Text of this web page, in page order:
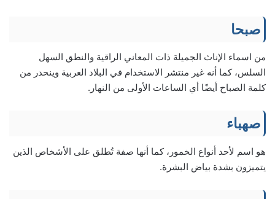
صبحا
من اسماء الإناث الجميلة ذات المعاني الراقية والنطق السهل
السلس، كما أنه غير منتشر الاستخدام في البلاد العربية وينحدر من
كلمة الصباح أيضًا أي الساعات الأولى من النهار.
صهباء
هو اسم لأحد أنواع الخمور، كما أنها صفة تُطلق على الأشخاص الذين
يتميزون بشدة بياض البشرة.